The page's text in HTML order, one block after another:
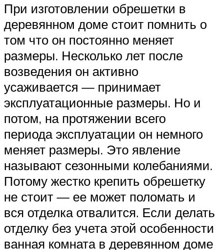
При изготовлении обрешетки в
деревянном доме стоит помнить о
том что он постоянно меняет
размеры. Несколько лет после
возведения он активно
усаживается — принимает
эксплуатационные размеры. Но и
потом, на протяжении всего
периода эксплуатации он немного
меняет размеры. Это явление
называют сезонными колебаниями.
Потому жестко крепить обрешетку
не стоит — ее может поломать и
вся отделка отвалится. Если делать
отделку без учета этой особенности
ванная комната в деревянном доме